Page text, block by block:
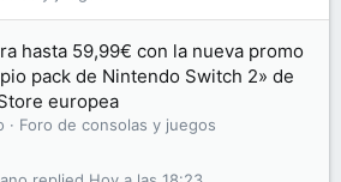
hasta 59,99€ con la nueva promo
pack de Nintendo Switch 2» de
europea
Foro de consolas y juegos